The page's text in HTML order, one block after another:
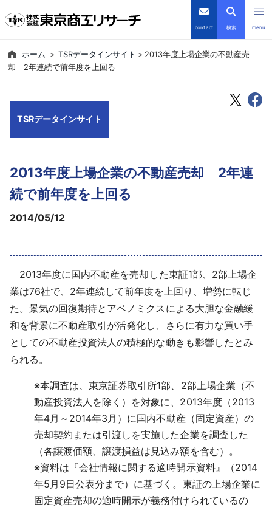
contact 検索 menu
倒産・注目企業情報
会社案内
導入事例
採用情報
よくあるご質問
English
ホーム TSRデータインサイト
2013年度上場企業の不動産売
却 2年連続で前年度を上回る
TSRデータインサイト
2013年度上場企業の不動産売却 2年連
続で前年度を上回る
2014/05/12
2013年度に国内不動産を売却した東証1部、2部上場企
業は76社で、2年連続して前年度を上回り、増勢に転じ
た。景気の回復期待とアベノミクスによる大胆な金融緩
和を背景に不動産取引が活発化し、さらに有力な買い手
としての不動産投資法人の積極的な動きも影響したとみ
られる。
※本調査は、東京証券取引所1部、2部上場企業（不
動産投資法人を除く）を対象に、2013年度（2013
年4月～2014年3月）に国内不動産（固定資産）の
売却契約または引渡しを実施した企業を調査した
（各譲渡価額、譲渡損益は見込み額を含む）。
※資料は『会社情報に関する適時開示資料』（2014
年5月9日公表分まで）に基づく。東証の上場企業に
固定資産売却の適時開示が義務付けられているの